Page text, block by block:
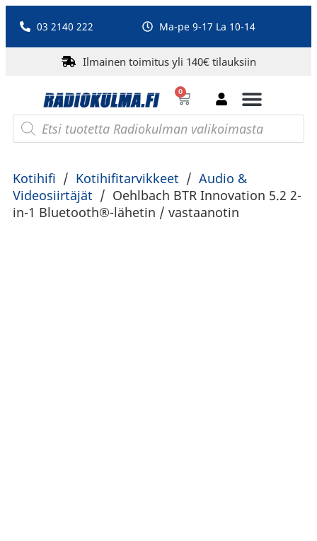
03 2140 222 Ma-pe 9-17 La 10-14
Ilmainen toimitus yli 140€ tilauksiin
0
Kotihifi / Kotihifitarvikkeet / Audio &
Videosiirtäjät / Oehlbach BTR Innovation 5.2 2-
in-1 Bluetooth®-lähetin / vastaanotin